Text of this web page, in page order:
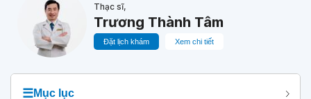
Thạc sĩ,
Trương Thành Tâm
Đặt lịch khám Xem chi tiết
☰Mục lục